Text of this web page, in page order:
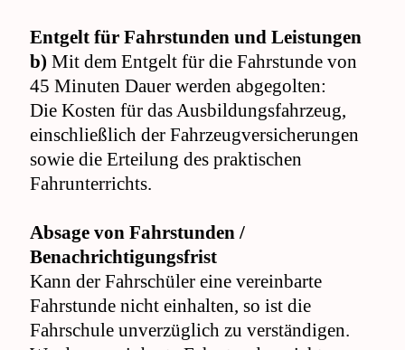
Entgelt für Fahrstunden und Leistungen
b) Mit dem Entgelt für die Fahrstunde von
45 Minuten Dauer werden abgegolten:
Die Kosten für das Ausbildungsfahrzeug,
einschließlich der Fahrzeugversicherungen
sowie die Erteilung des praktischen
Fahrunterrichts.
Absage von Fahrstunden /
Benachrichtigungsfrist
Kann der Fahrschüler eine vereinbarte
Fahrstunde nicht einhalten, so ist die
Fahrschule unverzüglich zu verständigen.